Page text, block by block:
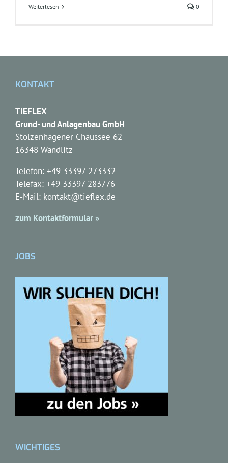
Weiterlesen 0
KONTAKT
TIEFLEX
Grund- und Anlagenbau GmbH
Stolzenhagener Chaussee 62
16348 Wandlitz
Telefon: +49 33397 273332
Telefax: +49 33397 283776
E-Mail: kontakt@tieflex.de
zum Kontaktformular »
JOBS
WICHTIGES